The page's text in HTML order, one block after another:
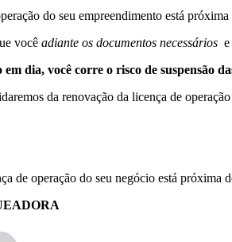
do seu empreendimento está
você adiante os documentos necessários
em dia, você corre o risco de suspensão
da renovação da licença de